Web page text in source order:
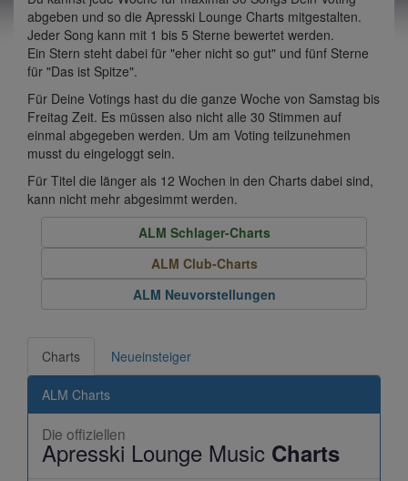
abgeben und so die Apresski Lounge Charts mitgestalten.
Jeder Song kann mit 1 bis 5 Sterne bewertet werden.
Ein Stern steht dabei für "eher nicht so gut" und fünf Sterne
für "Das ist Spitze".
Für Deine Votings hast du die ganze Woche von Samstag bis
Freitag Zeit. Es müssen also nicht alle 30 Stimmen auf
einmal abgegeben werden. Um am Voting teilzunehmen
musst du eingeloggt sein.
Für Titel die länger als 12 Wochen in den Charts dabei sind,
kann nicht mehr abgesimmt werden.
ALM Schlager-Charts
ALM Club-Charts
ALM Neuvorstellungen
Charts Neueinsteiger
ALM Charts
Die offiziellen
Apresski Lounge Music Charts